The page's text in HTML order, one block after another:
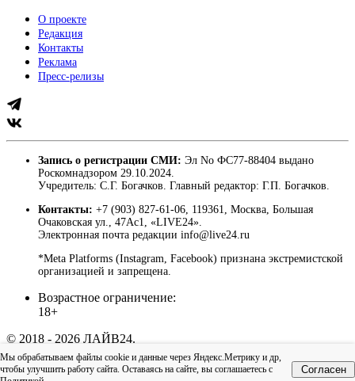
О проекте
Редакция
Контакты
Реклама
Пресс-релизы
Запись о регистрации СМИ: Эл No ФС77-88404 выдано
Роскомнадзором 29.10.2024.
Учредитель: С.Г. Богачков. Главный редактор: Г.П. Богачков.
Контакты: +7 (903) 827-61-06, 119361, Москва, Большая
Очаковская ул., 47Ас1, «LIVE24».
Электронная почта редакции info@live24.ru
*Meta Platforms (Instagram, Facebook) признана экстремистской
организацией и запрещена.
Возрастное ограничение:
18+
© 2018 - 2026 ЛАЙВ24.
Пользовательское соглашение|Политика
конфиденциальности
Мы обрабатываем файлы cookie и данные через Яндекс.Метрику и др,
чтобы улучшить работу сайта. Оставаясь на сайте, вы соглашаетесь с
Согласен